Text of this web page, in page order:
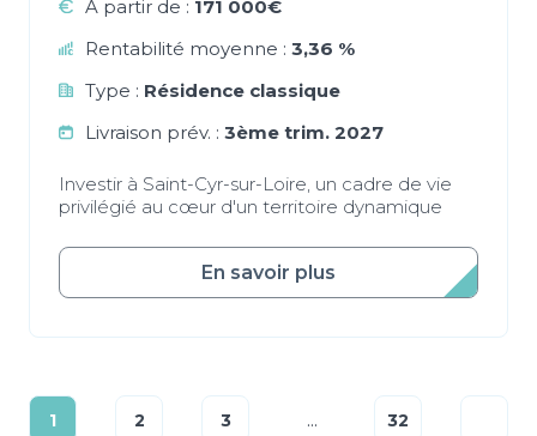
À partir de : 171 000€
Rentabilité moyenne : 3,36 %
Type : Résidence classique
Livraison prév. : 3ème trim. 2027
Investir à Saint-Cyr-sur-Loire, un cadre de vie
privilégié au cœur d'un territoire dynamique
En savoir plus
1 2 3 ... 32